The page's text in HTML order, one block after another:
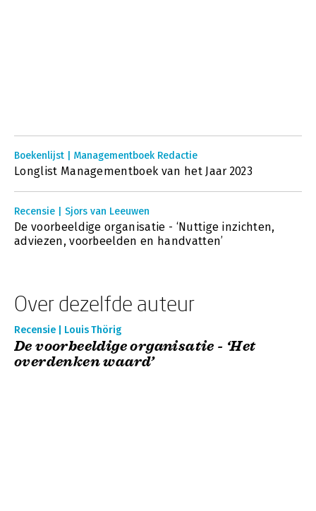
Boekenlijst | Managementboek Redactie
Longlist Managementboek van het Jaar 2023
Recensie | Sjors van Leeuwen
De voorbeeldige organisatie - ‘Nuttige inzichten,
adviezen, voorbeelden en handvatten’
Over dezelfde auteur
Recensie | Louis Thörig
De voorbeeldige organisatie - ‘Het
overdenken waard’